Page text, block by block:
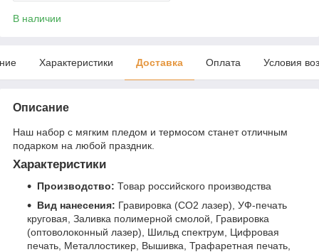
В наличии
Характеристики Доставка Оплата Условия
Описание
Наш набор с мягким пледом и термосом станет отличным
подарком на любой праздник.
Характеристики
Производство: Товар российского производства
Вид нанесения: Гравировка (CO2 лазер), УФ-печать
круговая, Заливка полимерной смолой, Гравировка
(оптоволоконный лазер), Шильд спектрум, Цифровая
печать, Металлостикер, Вышивка, Трафаретная печать,